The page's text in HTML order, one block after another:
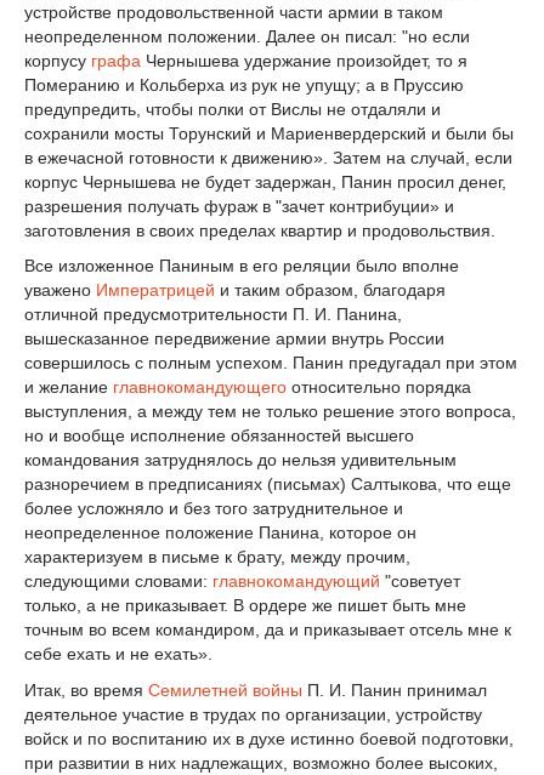
устройстве продовольственной части армии в таком
неопределенном положении. Далее он писал: "но если
корпусу графа Чернышева удержание произойдет, то я
Померанию и Кольберха из рук не упущу; а в Пруссию
предупредить, чтобы полки от Вислы не отдаляли и
сохранили мосты Торунский и Мариенвердерский и были бы
в ежечасной готовности к движению». Затем на случай, если
корпус Чернышева не будет задержан, Панин просил денег,
разрешения получать фураж в "зачет контрибуции» и
заготовления в своих пределах квартир и продовольствия.
Все изложенное Паниным в его реляции было вполне
уважено Императрицей и таким образом, благодаря
отличной предусмотрительности П. И. Панина,
вышесказанное передвижение армии внутрь России
совершилось с полным успехом. Панин предугадал при этом
и желание главнокомандующего относительно порядка
выступления, а между тем не только решение этого вопроса,
но и вообще исполнение обязанностей высшего
командования затруднялось до нельзя удивительным
разноречием в предписаниях (письмах) Салтыкова, что еще
более усложняло и без того затруднительное и
неопределенное положение Панина, которое он
характеризуем в письме к брату, между прочим,
следующими словами: главнокомандующий "советует
только, а не приказывает. В ордере же пишет быть мне
точным во всем командиром, да и приказывает отсель мне к
себе ехать и не ехать».
Итак, во время Семилетней войны П. И. Панин принимал
деятельное участие в трудах по организации, устройству
войск и по воспитанию их в духе истинно боевой подготовки,
при развитии в них надлежащих, возможно более высоких,